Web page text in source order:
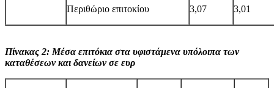
Περιθώριο επιτοκίου 3,07 3,01
Πίνακας 2: Μέσα επιτόκια στα υφιστάμενα υπόλοιπα των
καταθέσεων και δανείων σε ευρ